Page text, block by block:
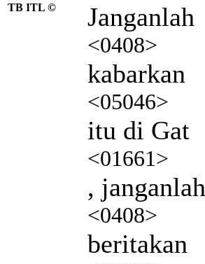
TB ITL © Janganlah
<0408>
kabarkan
<05046>
itu di Gat
<01661>
, janganlah
<0408>
beritakan